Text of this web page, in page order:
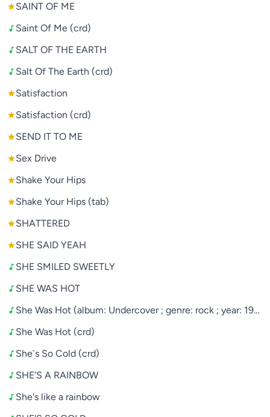
SAINT OF ME
Saint Of Me (crd)
SALT OF THE EARTH
Salt Of The Earth (crd)
Satisfaction
Satisfaction (crd)
SEND IT TO ME
Sex Drive
Shake Your Hips
Shake Your Hips (tab)
SHATTERED
SHE SAID YEAH
SHE SMILED SWEETLY
SHE WAS HOT
She Was Hot (album: Undercover ; genre: rock ; year:
She Was Hot (crd)
She`s So Cold (crd)
SHE'S A RAINBOW
She's like a rainbow